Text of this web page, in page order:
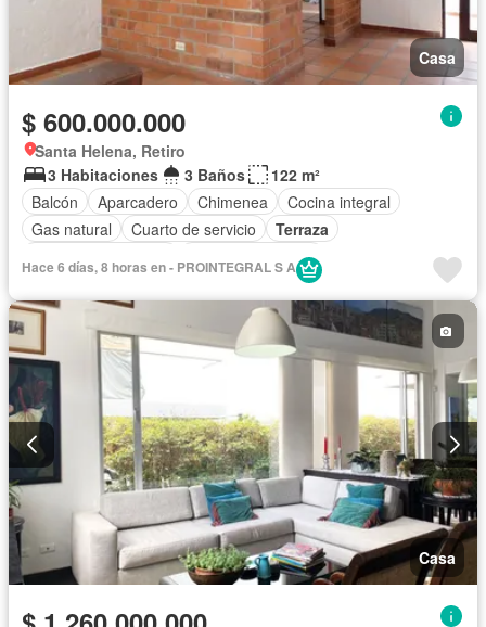
Casa
$ 600.000.000
Santa Helena, Retiro
3 Habitaciones
3 Baños
122 m²
Balcón
Aparcadero Chimenea
Cocina integral
Gas natural
Cuarto de servicio
Terraza
Seguridad privada
Hace 6 días, 8 horas en - PROINTEGRAL S A
Casa